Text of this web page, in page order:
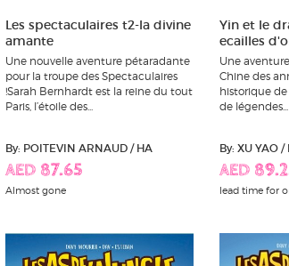
Les spectaculaires t2-la divine
amante
Une nouvelle aventure pétaradante
pour la troupe des Spectaculaires
!Sarah Bernhardt est la reine du tout
Paris, l’étoile des...
By: POITEVIN ARNAUD / HA
AED 87.65
Almost gone
Yin et le
ecailles
Une
Chine des
historique
de légendes...
By: XU YAO
AED
lead time for